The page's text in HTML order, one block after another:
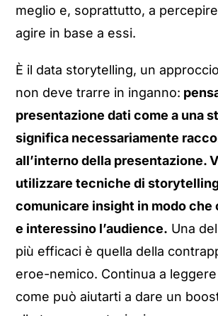
meglio e, soprattutto, a
agire in base a essi.
È il data storytelling, un
non deve trarre in inganno:
presentazione dati come a una
significa necessariamente
all’interno della presentazione.
utilizzare tecniche di
comunicare insight in modo che
e interessino l’audience. Una
più efficaci è quella della
eroe-nemico. Continua a
come può aiutarti a dare un